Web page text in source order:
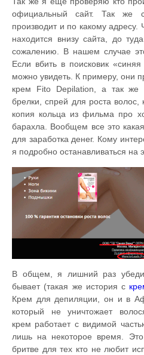
официальный сайт. Так же
производит и по какому
находится внизу сайта, до
сожалению. В нашем случае
Если вбить в поисковик
можно увидеть. К примеру, они
крем Fito Depilation, а так же
брелки, спрей для роста волос,
копия кольца из фильма про
барахла. Вообщем все это
для заработка денег. Кому
я подробно останавливаться на
В общем, я лишний раз
бывает (такая же история с
Крем для депиляции, он и в
который не уничтожает
крем работает с видимой
лишь на некоторое время. Это
бритве для тех кто не любит